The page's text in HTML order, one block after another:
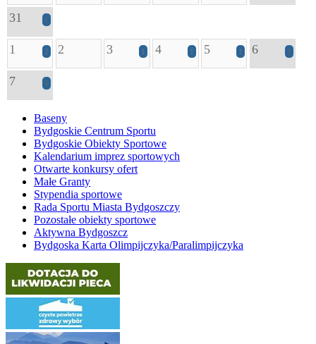
31 1
1 2 2 3 1 4 1 5 1 6 1
7 6
Baseny
Bydgoskie Centrum Sportu
Bydgoskie Obiekty Sportowe
Kalendarium imprez sportowych
Otwarte konkursy ofert
Małe Granty
Stypendia sportowe
Rada Sportu Miasta Bydgoszczy
Pozostałe obiekty sportowe
Aktywna Bydgoszcz
Bydgoska Karta Olimpijczyka/Paralimpijczyka